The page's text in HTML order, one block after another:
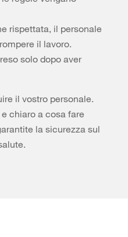
rispettata, il personale
il lavoro.
solo dopo aver
il vostro personale.
chiaro a cosa fare
la sicurezza sul